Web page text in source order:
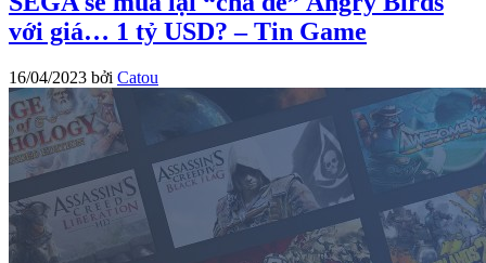
với giá… 1 tỷ USD? – Tin Game
16/04/2023 bởi Catou